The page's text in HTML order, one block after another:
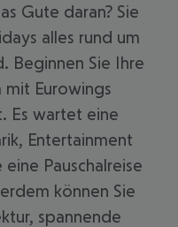
Gute daran? Sie
alles rund um
Beginnen Sie Ihre
mit Eurowings
Es wartet eine
Entertainment
Pauschalreise
können Sie
spannende